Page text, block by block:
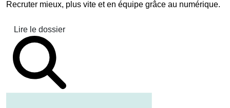
Recruter mieux, plus vite et en équipe grâce au numérique.
Lire le dossier